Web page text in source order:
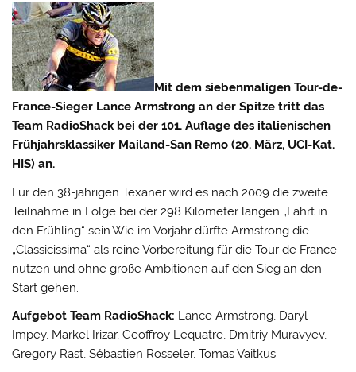
Mit dem siebenmaligen Tour-de-
France-Sieger Lance Armstrong an der Spitze tritt das
Team RadioShack bei der 101. Auflage des italienischen
Frühjahrsklassiker Mailand-San Remo (20. März, UCI-Kat.
HIS) an.
Für den 38-jährigen Texaner wird es nach 2009 die zweite
Teilnahme in Folge bei der 298 Kilometer langen „Fahrt in
den Frühling“ sein.Wie im Vorjahr dürfte Armstrong die
„Classicissima“ als reine Vorbereitung für die Tour de France
nutzen und ohne große Ambitionen auf den Sieg an den
Start gehen.
Aufgebot Team RadioShack: Lance Armstrong, Daryl
Impey, Markel Irizar, Geoffroy Lequatre, Dmitriy Muravyev,
Gregory Rast, Sébastien Rosseler, Tomas Vaitkus